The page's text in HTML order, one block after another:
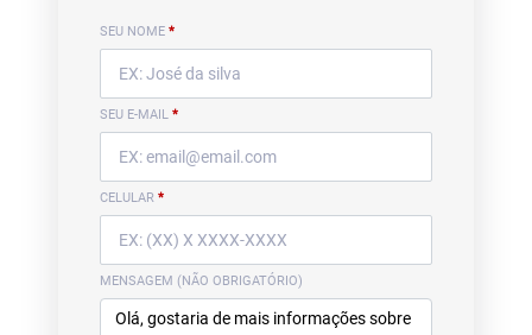
SEU NOME *
SEU E-MAIL *
CELULAR *
MENSAGEM (NÃO OBRIGATÓRIO)